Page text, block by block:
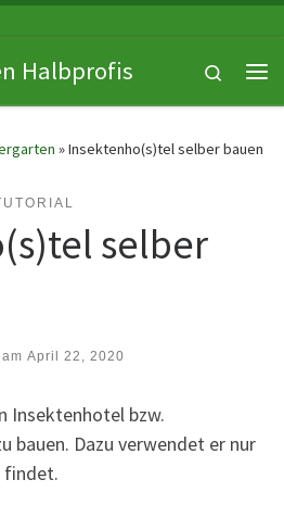
Halbprofis
Search
»Insektenho(s)tel selber bauen
selber
April 22, 2020
Insektenhotel bzw.
bauen. Dazu verwendet er nur
findet.